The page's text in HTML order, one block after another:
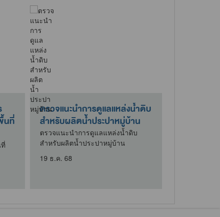
นที่
ตรวจแนะนำการดูแลแหล่งน้ำดิบ
สำหรับผลิตน้ำประปาหมู่บ้าน
ตรวจแนะนำการดูแลแหล่งน้ำดิบ
สำหรับผลิตน้ำประปาหมู่บ้าน
19 ธ.ค. 68